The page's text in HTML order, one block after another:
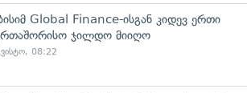
Global Finance-ისგან კიდევ ერთი
ჯილდო მიიღო
08:22